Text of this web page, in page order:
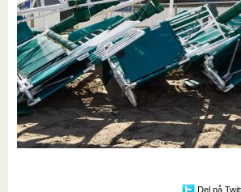
Del på